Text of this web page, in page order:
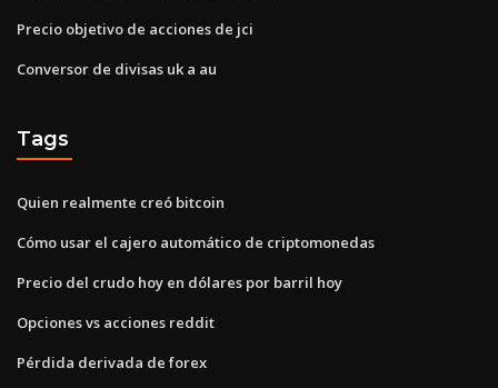
Precio objetivo de acciones de jci
Conversor de divisas uk a au
Tags
Quien realmente creó bitcoin
Cómo usar el cajero automático de criptomonedas
Precio del crudo hoy en dólares por barril hoy
Opciones vs acciones reddit
Pérdida derivada de forex